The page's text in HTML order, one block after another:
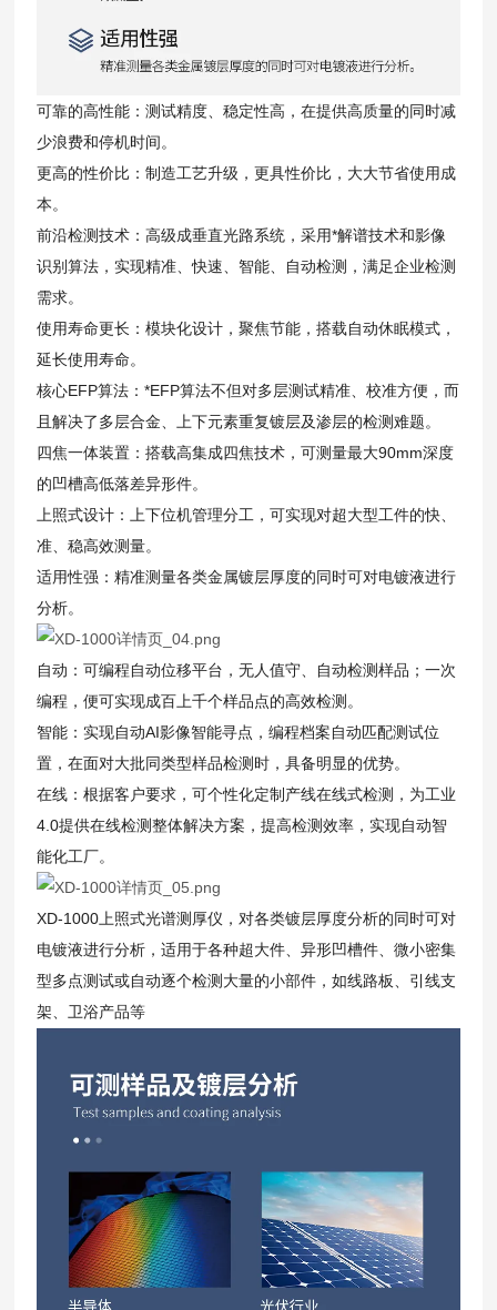
可靠的高性能：测试精度、稳定性高，在提供高质量的同时减
少浪费和停机时间。
更高的性价比：制造工艺升级，更具性价比，大大节省使用成
本。
前沿检测技术：高级成垂直光路系统，采用*解谱技术和影像
识别算法，实现精准、快速、智能、自动检测，满足企业检测
需求。
使用寿命更长：模块化设计，聚焦节能，搭载自动休眠模式，
延长使用寿命。
核心EFP算法：*EFP算法不但对多层测试精准、校准方便，而
且解决了多层合金、上下元素重复镀层及渗层的检测难题。
四焦一体装置：搭载高集成四焦技术，可测量最大90mm深度
的凹槽高低落差异形件。
上照式设计：上下位机管理分工，可实现对超大型工件的快、
准、稳高效测量。
适用性强：精准测量各类金属镀层厚度的同时可对电镀液进行
分析。
自动：可编程自动位移平台，无人值守、自动检测样品；一次
编程，便可实现成百上千个样品点的高效检测。
智能：实现自动AI影像智能寻点，编程档案自动匹配测试位
置，在面对大批同类型样品检测时，具备明显的优势。
在线：根据客户要求，可个性化定制产线在线式检测，为工业
4.0提供在线检测整体解决方案，提高检测效率，实现自动智
能化工厂。
XD-1000上照式光谱测厚仪，对各类镀层厚度分析的同时可对
电镀液进行分析，适用于各种超大件、异形凹槽件、微小密集
型多点测试或自动逐个检测大量的小部件，如线路板、引线支
架、卫浴产品等